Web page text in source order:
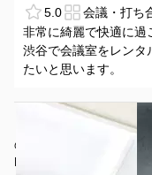
5.0 会議・打ち
非常に綺麗で快適に過
渋谷で会議室をレンタ
たいと思います。
【原宿駅徒歩3分】人気
のヘアメイクサロンを